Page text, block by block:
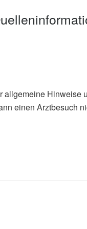
(FH) Volker
im Netz: Asthma
allgemeine Hinweise
einen Arztbesuch